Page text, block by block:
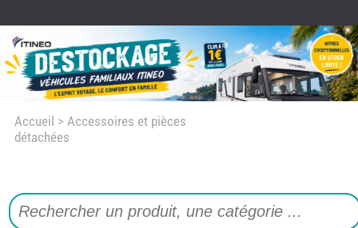
Accueil > Accessoires et pièces
détachées